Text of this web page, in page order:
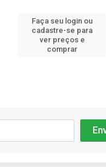
Faça seu login ou
cadastre-se para
ver preços e
comprar